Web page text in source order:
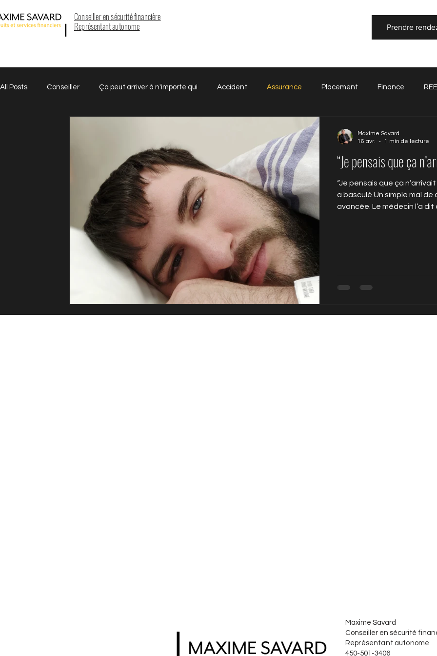
Conseiller en sécurité financière
Représentant autonome
Prendre
All Posts Conseiller Ça peut arriver à n'importe qui Accident Assurance Placement Finance
Comptabilité
“Je pensais que ça
“Je pensais que ça
a basculé.Un simple mal
avancée. Le médecin l’a dit
Maxime Savard
16 avr.
1 min de lecture
Maxime Savard
Conseiller en sécurité
Représentant autonome
450-501-3406